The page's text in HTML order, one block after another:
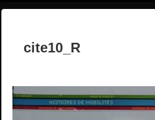
cite10_R